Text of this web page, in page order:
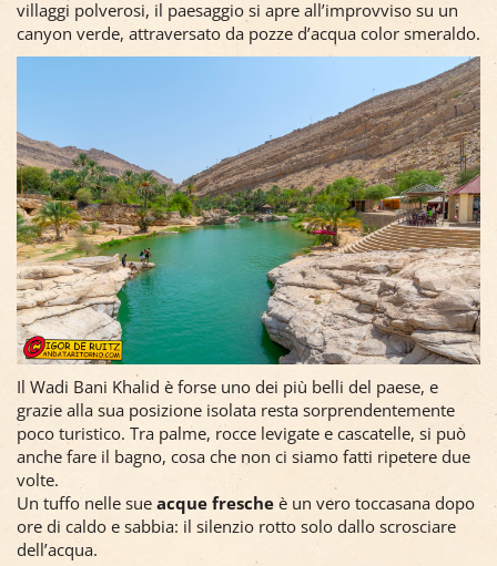
villaggi polverosi, il paesaggio si apre all’improvviso su un
canyon verde, attraversato da pozze d’acqua color smeraldo.
Il Wadi Bani Khalid è forse uno dei più belli del paese, e
grazie alla sua posizione isolata resta sorprendentemente
poco turistico. Tra palme, rocce levigate e cascatelle, si può
anche fare il bagno, cosa che non ci siamo fatti ripetere due
volte.
Un tuffo nelle sue acque fresche è un vero toccasana dopo
ore di caldo e sabbia: il silenzio rotto solo dallo scrosciare
dell’acqua.